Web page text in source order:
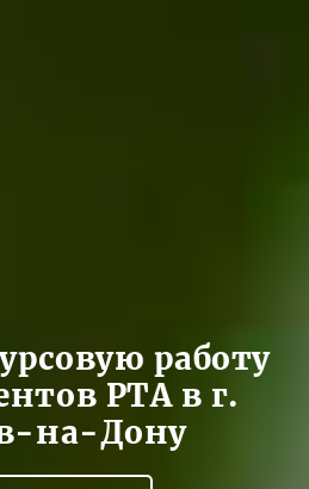
работу
РТА в г.
на-Дону